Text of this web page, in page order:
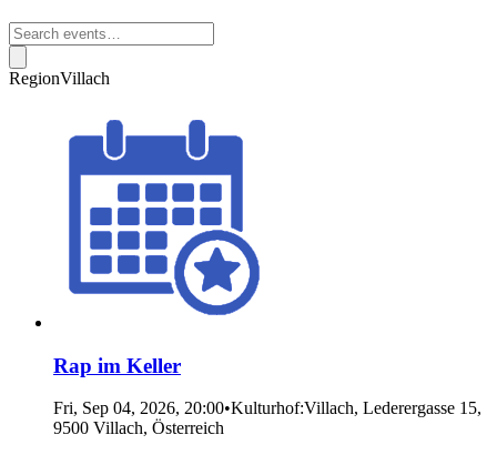
RegionVillach
Rap im Keller
Fri, Sep 04, 2026, 20:00•Kulturhof:Villach, Lederergasse 15,
9500 Villach, Österreich